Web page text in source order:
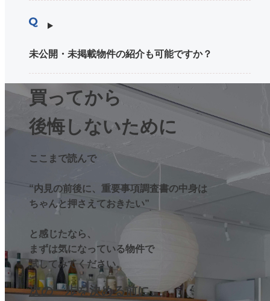
未公開・未掲載物件の紹介も可能ですか？
買ってから
後悔しないために
ここまで読んで
“内見の前後に、重要事項調査書の中身は
ちゃんと押さえておきたい”
と感じたなら、
まずは気になっている物件で
試してみてください。
次の一歩を決める前に、